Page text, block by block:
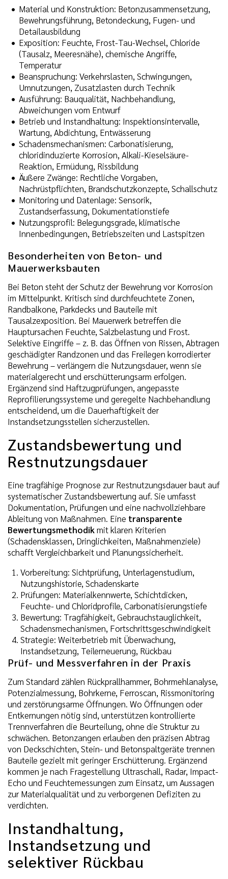
Material und Konstruktion: Betonzusammensetzung,
Bewehrungsführung, Betondeckung, Fugen- und
Detailausbildung
Exposition: Feuchte, Frost-Tau-Wechsel, Chloride
(Tausalz, Meeresnähe), chemische Angriffe,
Temperatur
Beanspruchung: Verkehrslasten, Schwingungen,
Umnutzungen, Zusatzlasten durch Technik
Ausführung: Bauqualität, Nachbehandlung,
Abweichungen vom Entwurf
Betrieb und Instandhaltung: Inspektionsintervalle,
Wartung, Abdichtung, Entwässerung
Schadensmechanismen: Carbonatisierung,
chloridinduzierte Korrosion, Alkali-Kieselsäure-
Reaktion, Ermüdung, Rissbildung
Äußere Zwänge: Rechtliche Vorgaben,
Nachrüstpflichten, Brandschutzkonzepte, Schallschutz
Monitoring und Datenlage: Sensorik,
Zustandserfassung, Dokumentationstiefe
Nutzungsprofil: Belegungsgrade, klimatische
Innenbedingungen, Betriebszeiten und Lastspitzen
Besonderheiten von Beton- und
Mauerwerksbauten
Bei Beton steht der Schutz der Bewehrung vor Korrosion
im Mittelpunkt. Kritisch sind durchfeuchtete Zonen,
Randbalkone, Parkdecks und Bauteile mit
Tausalzexposition. Bei Mauerwerk betreffen die
Hauptursachen Feuchte, Salzbelastung und Frost.
Selektive Eingriffe – z. B. das Öffnen von Rissen, Abtragen
geschädigter Randzonen und das Freilegen korrodierter
Bewehrung – verlängern die Nutzungsdauer, wenn sie
materialgerecht und erschütterungsarm erfolgen.
Ergänzend sind Haftzugprüfungen, angepasste
Reprofilierungssysteme und geregelte Nachbehandlung
entscheidend, um die Dauerhaftigkeit der
Instandsetzungsstellen sicherzustellen.
Zustandsbewertung und
Restnutzungsdauer
Eine tragfähige Prognose zur Restnutzungsdauer baut auf
systematischer Zustandsbewertung auf. Sie umfasst
Dokumentation, Prüfungen und eine nachvollziehbare
Ableitung von Maßnahmen. Eine transparente
Bewertungsmethodikmit klaren Kriterien
(Schadensklassen, Dringlichkeiten, Maßnahmenziele)
schafft Vergleichbarkeit und Planungssicherheit.
Vorbereitung: Sichtprüfung, Unterlagenstudium,
Nutzungshistorie, Schadenskarte
Prüfungen: Materialkennwerte, Schichtdicken,
Feuchte- und Chloridprofile, Carbonatisierungstiefe
Bewertung: Tragfähigkeit, Gebrauchstauglichkeit,
Schadensmechanismen, Fortschrittsgeschwindigkeit
Strategie: Weiterbetrieb mit Überwachung,
Instandsetzung, Teilerneuerung, Rückbau
Prüf- und Messverfahren in der Praxis
Zum Standard zählen Rückprallhammer, Bohrmehlanalyse,
Potenzialmessung, Bohrkerne, Ferroscan, Rissmonitoring
und zerstörungsarme Öffnungen. Wo Öffnungen oder
Entkernungen nötig sind, unterstützen kontrollierte
Trennverfahren die Beurteilung, ohne die Struktur zu
schwächen. Betonzangen erlauben den präzisen Abtrag
von Deckschichten, Stein- und Betonspaltgeräte trennen
Bauteile gezielt mit geringer Erschütterung. Ergänzend
kommen je nach Fragestellung Ultraschall, Radar, Impact-
Echo und Feuchtemessungen zum Einsatz, um Aussagen
zur Materialqualität und zu verborgenen Defiziten zu
verdichten.
Instandhaltung,
Instandsetzung und
selektiver Rückbau